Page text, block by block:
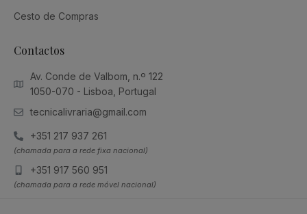
Cesto de Compras
Contactos
Av. Conde de Valbom, n.º 122
1050-070 - Lisboa, Portugal
tecnicalivraria@gmail.com
+351 217 937 261
(chamada para a rede fixa nacional)
+351 917 560 951
(chamada para a rede móvel nacional)